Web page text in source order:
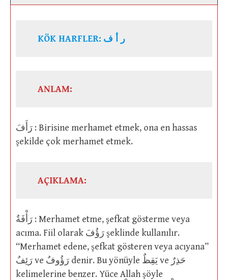
KÖK HARFLER: ر أ ف
ANLAM:
رَأَفَ : Birisine merhamet etmek, ona en hassas
şekilde çok merhamet etmek.
AÇIKLAMA:
رَأْفَةٌ : Merhamet etme, şefkat gösterme veya
acıma. Fiil olarak رَؤُفَ şeklinde kullanılır.
“Merhamet edene, şefkat gösteren veya acıyana”
رَئِفٌ ve رَؤُوفٌ denir. Bu yönüyle يَقِظٌ ve حَذِرٌ
kelimelerine benzer. Yüce Allah şöyle